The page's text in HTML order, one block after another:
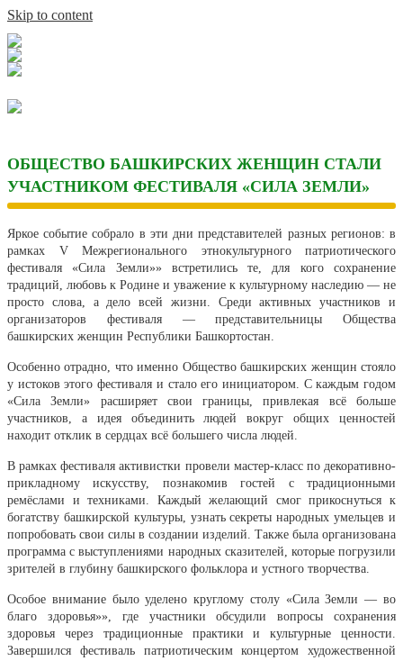
Skip to content
ОБЩЕСТВО БАШКИРСКИХ ЖЕНЩИН СТАЛИ
УЧАСТНИКОМ ФЕСТИВАЛЯ «СИЛА ЗЕМЛИ»
Яркое событие собрало в эти дни представителей разных регионов: в
рамках V Межрегионального этнокультурного патриотического
фестиваля «Сила Земли»» встретились те, для кого сохранение
традиций, любовь к Родине и уважение к культурному наследию — не
просто слова, а дело всей жизни. Среди активных участников и
организаторов фестиваля — представительницы Общества
башкирских женщин Республики Башкортостан.
Особенно отрадно, что именно Общество башкирских женщин стояло
у истоков этого фестиваля и стало его инициатором. С каждым годом
«Сила Земли» расширяет свои границы, привлекая всё больше
участников, а идея объединить людей вокруг общих ценностей
находит отклик в сердцах всё большего числа людей.
В рамках фестиваля активистки провели мастер-класс по декоративно-
прикладному искусству, познакомив гостей с традиционными
ремёслами и техниками. Каждый желающий смог прикоснуться к
богатству башкирской культуры, узнать секреты народных умельцев и
попробовать свои силы в создании изделий. Также была организована
программа с выступлениями народных сказителей, которые погрузили
зрителей в глубину башкирского фольклора и устного творчества.
Особое внимание было уделено круглому столу «Сила Земли — во
благо здоровья»», где участники обсудили вопросы сохранения
здоровья через традиционные практики и культурные ценности.
Завершился фестиваль патриотическим концертом художественной